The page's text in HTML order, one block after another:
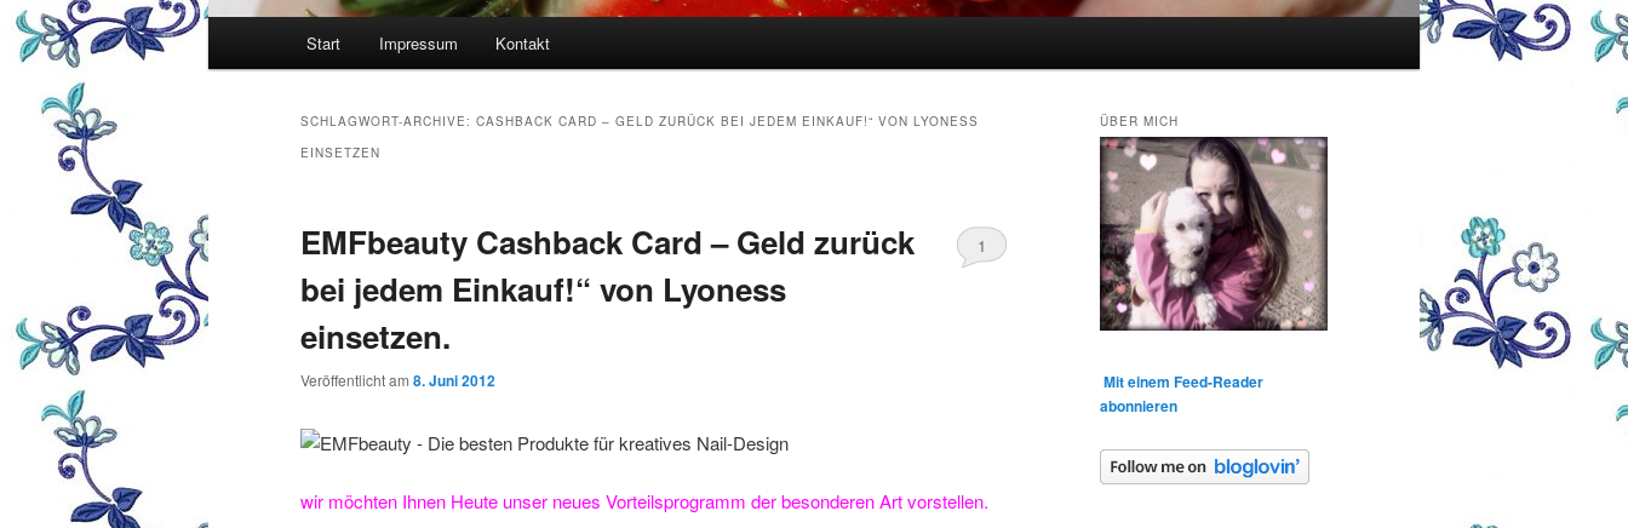
Start Impressum Kontakt
SCHLAGWORT-ARCHIVE: CASHBACK CARD – GELD ZURÜCK BEI JEDEM EINKAUF!“ VON LYONESS
EINSETZEN
EMFbeauty Cashback Card – Geld zurück
bei jedem Einkauf!“ von Lyoness
einsetzen.
Veröffentlicht am 8. Juni 2012
1
wir möchten Ihnen Heute unser neues Vorteilsprogramm der besonderen Art vorstellen.
ÜBER MICH
Mit einem Feed-Reader
abonnieren